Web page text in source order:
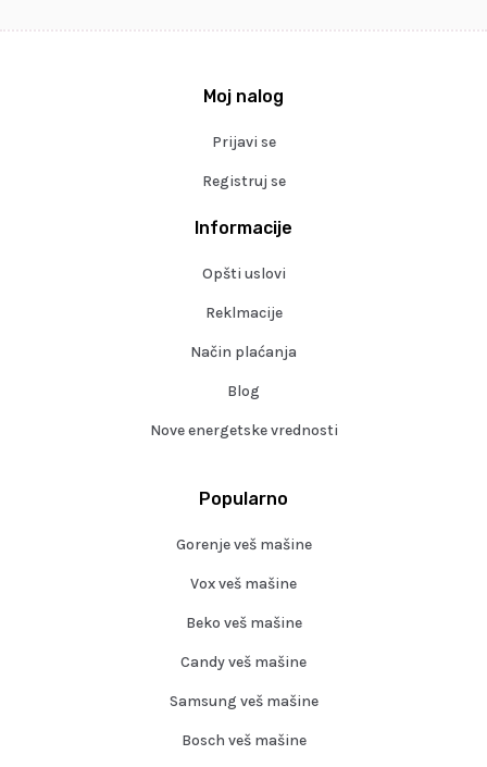
Popularno
Gorenje veš mašine
Vox veš mašine
Beko veš mašine
Candy veš mašine
Samsung veš mašine
Bosch veš mašine
Informacije
Opšti uslovi
Reklmacije
Način plaćanja
Blog
Nove energetske vrednosti
Moj nalog
Prijavi se
Registruj se